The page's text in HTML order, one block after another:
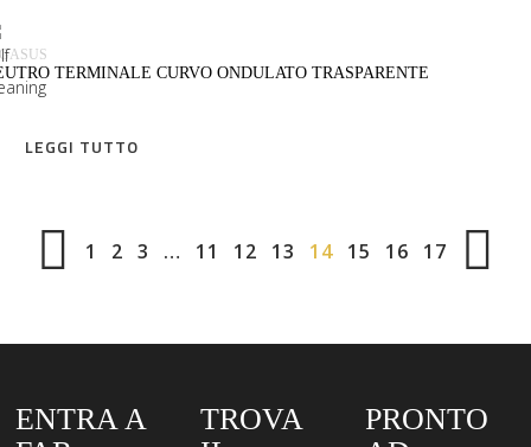
TERMINALE CURVO ONDULATO TRASPARENTE
LEGGI TUTTO
1 2 3 … 11 12 13 14 15 16 17
ENTRA A
TROVA
PRONTO